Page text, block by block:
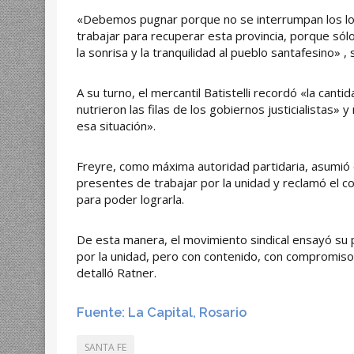
«Debemos pugnar porque no se interrumpan los
trabajar para recuperar esta provincia, porque
la sonrisa y la tranquilidad al pueblo santafesino» ,
A su turno, el mercantil Batistelli recordó «la
nutrieron las filas de los gobiernos justicialistas»
esa situación».
Freyre, como máxima autoridad partidaria,
presentes de trabajar por la unidad y reclamó el
para poder lograrla.
De esta manera, el movimiento sindical ensayó
por la unidad, pero con contenido, con
detalló Ratner.
Fuente: La Capital, Rosario
SANTA FE